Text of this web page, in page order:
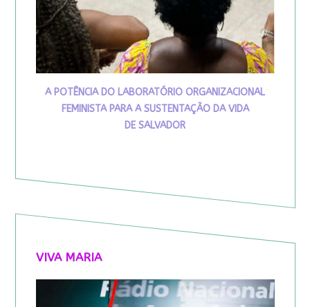
A POTÊNCIA DO LABORATÓRIO ORGANIZACIONAL
FEMINISTA PARA A SUSTENTAÇÃO DA VIDA
DE SALVADOR
VIVA MARIA